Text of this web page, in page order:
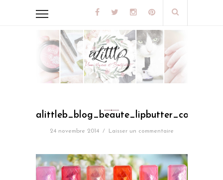
24 novembre 2014 / Laisser un commentaire